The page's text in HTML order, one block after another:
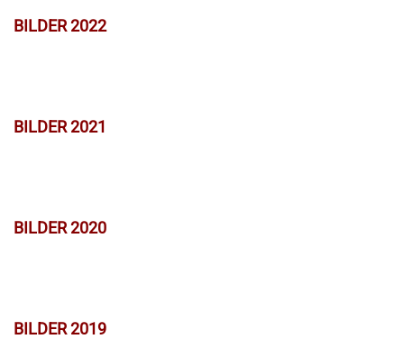
BILDER 2022
BILDER 2021
BILDER 2020
BILDER 2019